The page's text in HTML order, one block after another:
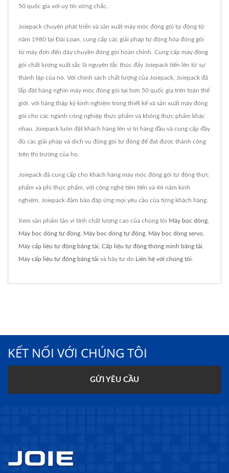
50 quốc gia với uy tín vững chắc.
Joiepack chuyên phát triển và sản xuất máy móc đóng gói tự động từ
năm 1980 tại Đài Loan, cung cấp các giải pháp tự động hóa đóng gói
từ máy đơn đến dây chuyền đóng gói hoàn chỉnh. Cung cấp máy đóng
gói chất lượng xuất sắc là nguyên tắc thúc đẩy Joiepack tiến lên từ sự
thành lập của nó. Với chính sách chất lượng của Joiepack, Joiepack đã
lắp đặt hàng nghìn máy móc đóng gói tại hơn 50 quốc gia trên toàn thế
giới. với hàng thập kỷ kinh nghiệm trong thiết kế và sản xuất máy đóng
gói cho các ngành công nghiệp thực phẩm và không thực phẩm khác
nhau. Joiepack luôn đặt khách hàng lên vị trí hàng đầu và cung cấp đầy
đủ các giải pháp và dịch vụ đóng gói tự động để đạt được thành công
trên thị trường của họ.
Joiepack đã cung cấp cho khách hàng máy móc đóng gói tự động thực
phẩm và phi thực phẩm, với công nghệ tiên tiến và 46 năm kinh
nghiệm, Joiepack đảm bảo đáp ứng mọi yêu cầu của từng khách hàng.
Xem sản phẩm tảo vi tinh chất lượng cao của chúng tôi Máy bọc dòng
Máy bọc dòng tự động Máy bọc dòng tự động Máy bọc dòng servo
Máy cấp liệu tự động băng tải Cấp liệu tự động thông minh băng tải
Máy cấp liệu tự động băng tải và hãy tự do Liên hệ với chúng tôi
KẾT NỐI VỚI CHÚNG TÔI
GỬI YÊU CẦU